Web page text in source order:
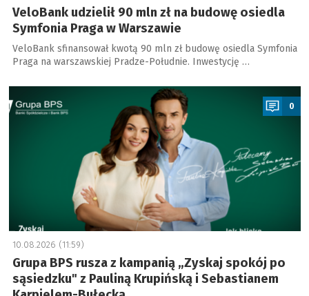
VeloBank udzielił 90 mln zł na budowę osiedla
Symfonia Praga w Warszawie
VeloBank sfinansował kwotą 90 mln zł budowę osiedla Symfonia
Praga na warszawskiej Pradze-Południe. Inwestycję …
a
0
10.08.2026 (11:59)
Grupa BPS rusza z kampanią „Zyskaj spokój po
sąsiedzku" z Pauliną Krupińską i Sebastianem